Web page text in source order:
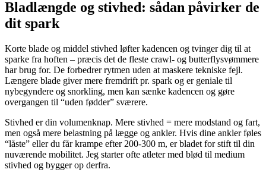
Bladlængde og stivhed: sådan påvirker de
dit spark
Korte blade og middel stivhed løfter kadencen og tvinger dig til at
sparke fra hoften – præcis det de fleste crawl- og butterflysvømmere
har brug for. De forbedrer rytmen uden at maskere tekniske fejl.
Længere blade giver mere fremdrift pr. spark og er geniale til
nybegyndere og snorkling, men kan sænke kadencen og gøre
overgangen til “uden fødder” sværere.
Stivhed er din volumenknap. Mere stivhed = mere modstand og fart,
men også mere belastning på lægge og ankler. Hvis dine ankler føles
“låste” eller du får krampe efter 200-300 m, er bladet for stift til din
nuværende mobilitet. Jeg starter ofte atleter med blød til medium
stivhed og bygger op derfra.